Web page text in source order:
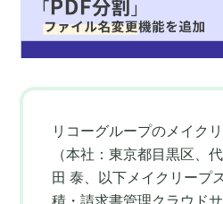
リコーグループのメイク
（本社：東京都目黒区、
田 泰、以下メイクリープ